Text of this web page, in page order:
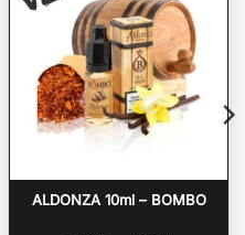
ALDONZA 10ml – BOMBO